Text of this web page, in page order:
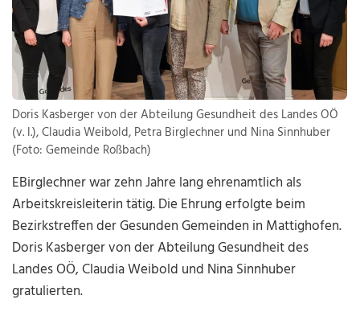
Doris Kasberger von der Abteilung Gesundheit des Landes OÖ
(v. l.), Claudia Weibold, Petra Birglechner und Nina Sinnhuber
(Foto: Gemeinde Roßbach)
EBirglechner war zehn Jahre lang ehrenamtlich als
Arbeitskreisleiterin tätig. Die Ehrung erfolgte beim
Bezirkstreffen der Gesunden Gemeinden in Mattighofen.
Doris Kasberger von der Abteilung Gesundheit des
Landes OÖ, Claudia Weibold und Nina Sinnhuber
gratulierten.